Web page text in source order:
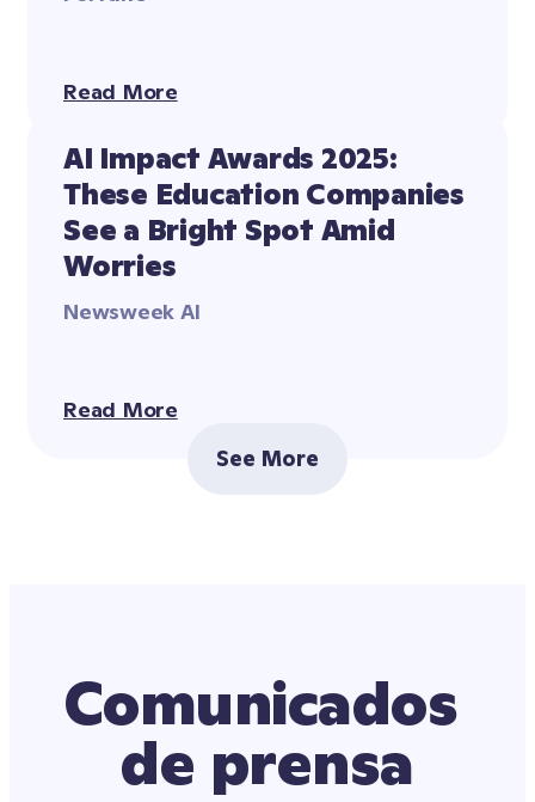
Read More
AI Impact Awards 2025:
These Education Companies
See a Bright Spot Amid
Worries
Newsweek AI
Read More
See More
Comunicados
de prensa